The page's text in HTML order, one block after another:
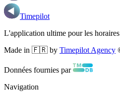
Timepilot
L'application ultime pour les
Made in 🇫🇷 by Timepilot Agency
Données fournies par
Navigation